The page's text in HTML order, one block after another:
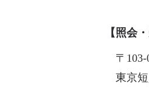
【照会
〒
東京